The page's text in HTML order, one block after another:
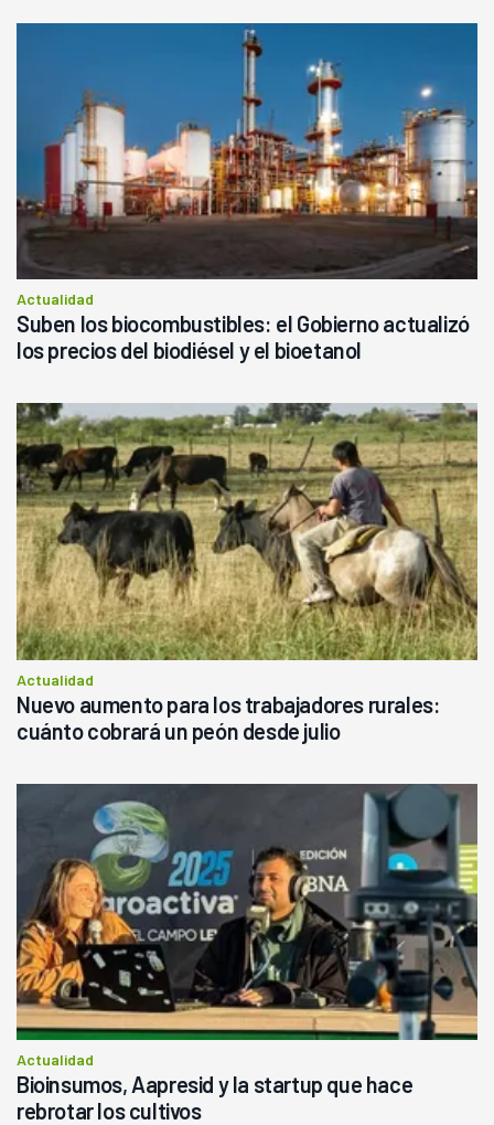
Actualidad
Suben los biocombustibles: el Gobierno actualizó
los precios del biodiésel y el bioetanol
Actualidad
Nuevo aumento para los trabajadores rurales:
cuánto cobrará un peón desde julio
Actualidad
Bioinsumos, Aapresid y la startup que hace
rebrotar los cultivos